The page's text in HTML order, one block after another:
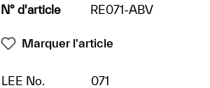
N° d'article
RE071-ABV
Marquer l'article
LEE No.
071